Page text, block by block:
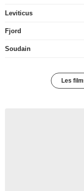
Leviticus
Fjord
Soudain
Les